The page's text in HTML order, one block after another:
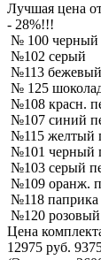
Лучшая цена
- 28%!!!
№ 100 черный
№102 серый
№113 бежевый
№ 125
№108 красн.
№107 синий
№115 желтый
№101 черный
№103 серый
№109 оранж.
№118 паприка
№120
Цена
12975 руб.